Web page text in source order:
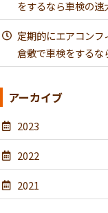
をするなら車検の速
定期的にエアコン
倉敷で車検をするな
アーカイブ
2023
2022
2021